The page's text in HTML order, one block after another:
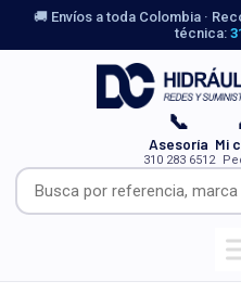
🚚 Envíos a toda Colombia ·
técnica:
📞
Asesoría
310 283 6512
Mi